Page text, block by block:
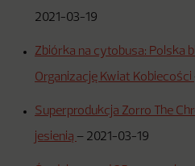
2021-03-19
Zbiórka na cytobusa: Polska
Organizację Kwiat Kobiecości
Superprodukcja Zorro The
jesienią – 2021-03-19